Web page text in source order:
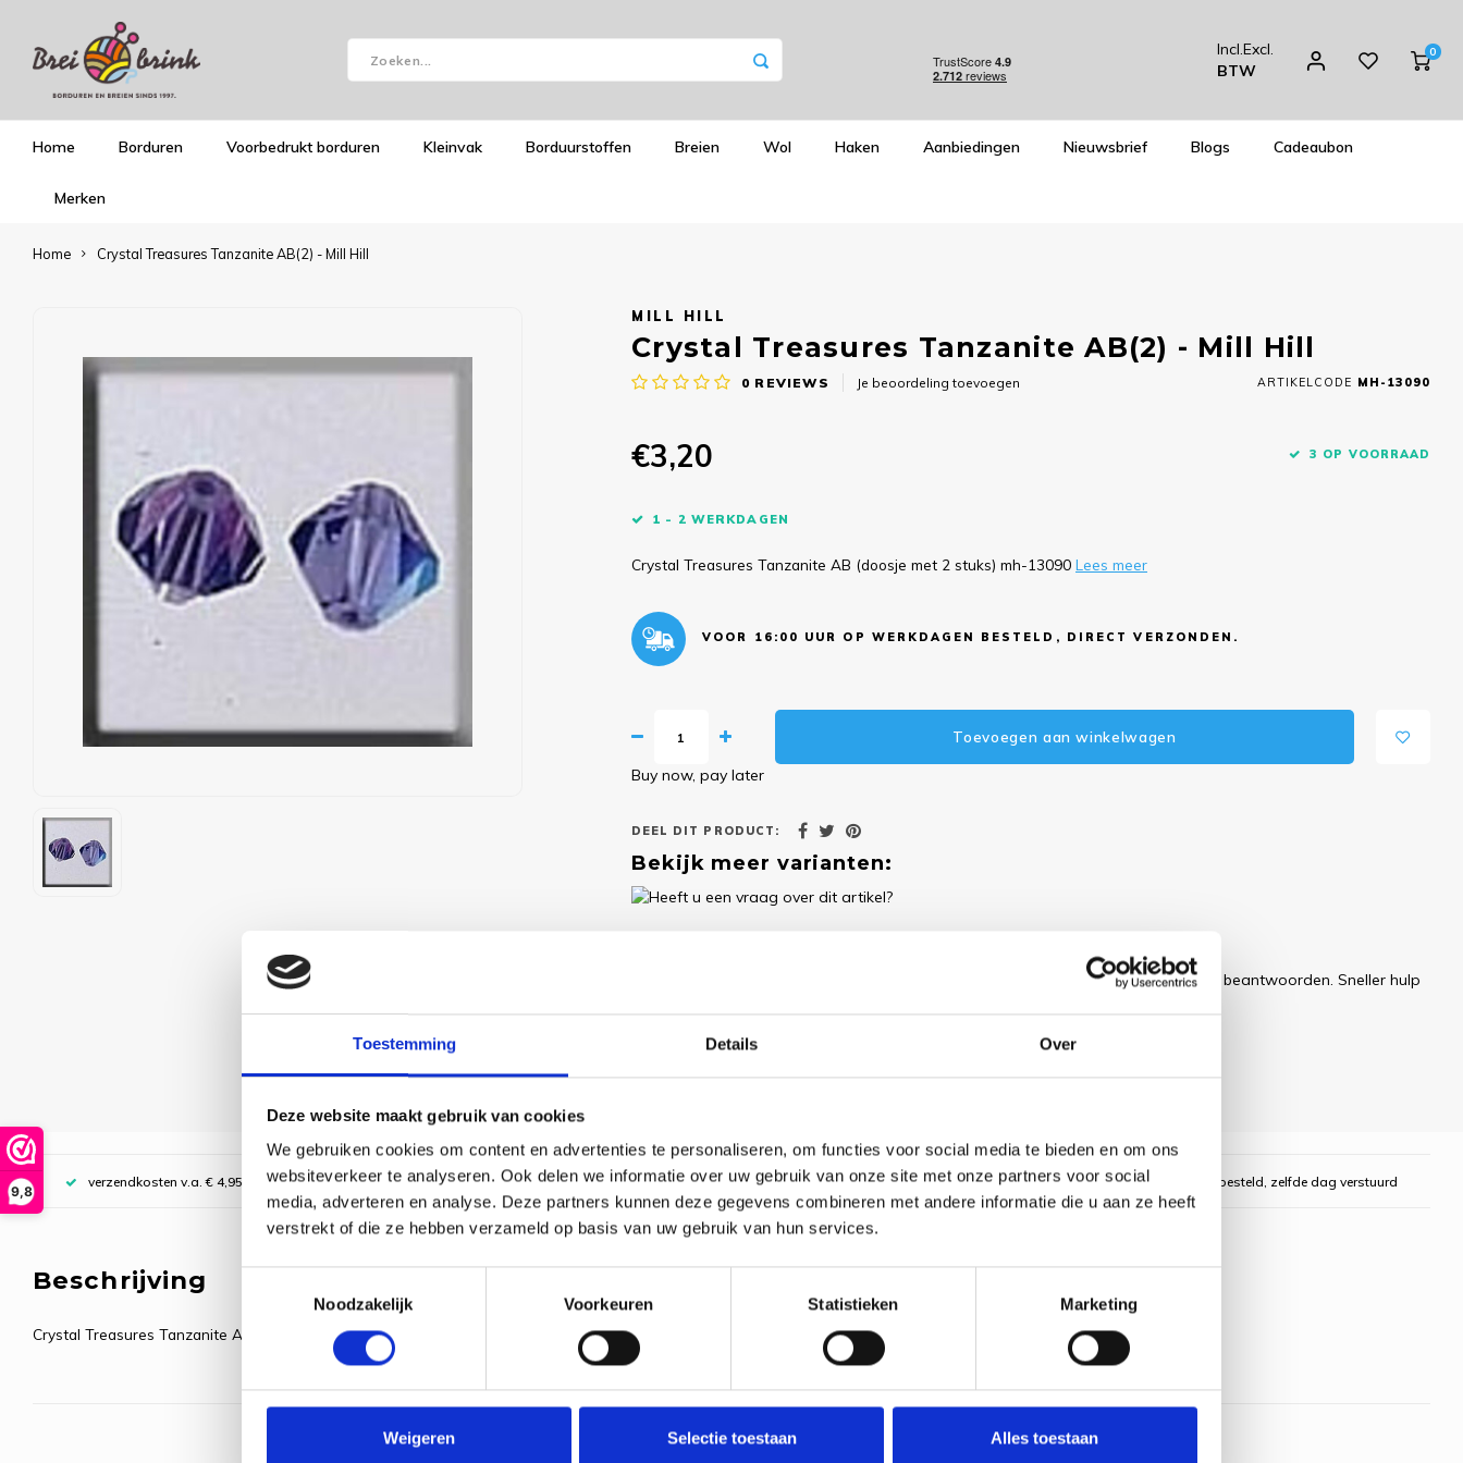
Toestemming Details Over
Deze website maakt gebruik van cookies
We gebruiken cookies om content en advertenties te personaliseren, om functies voor social media te bieden en om ons
websiteverkeer te analyseren. Ook delen we informatie over uw gebruik van onze site met onze partners voor social
media, adverteren en analyse. Deze partners kunnen deze gegevens combineren met andere informatie die u aan ze heeft
verstrekt of die ze hebben verzameld op basis van uw gebruik van hun services.
Noodzakelijk
Voorkeuren Statistieken Marketing
Weigeren Selectie toestaan Alles toestaan
9,8
Incl.Excl.
BTW
0
Home Borduren Voorbedrukt borduren Kleinvak Borduurstoffen Breien Wol Haken Aanbiedingen Nieuwsbrief Blogs Cadeaubon
Merken
Home Crystal Treasures Tanzanite AB(2) - Mill Hill
MILL HILL
Crystal Treasures Tanzanite AB(2) - Mill Hill
0 REVIEWS Je beoordeling toevoegen ARTIKELCODE MH-13090
€3,20 3 OP VOORRAAD
1 - 2 WERKDAGEN
Crystal Treasures Tanzanite AB (doosje met 2 stuks) mh-13090 Lees meer
VOOR 16:00 UUR OP WERKDAGEN BESTELD, DIRECT VERZONDEN.
Toevoegen aan winkelwagen
Buy now, pay later
DEEL DIT PRODUCT:
Bekijk meer varianten:
Onze medewerker helpt u met plezier! We proberen uw e-mail zo snel mogelijk te beantwoorden. Sneller hulp
Stuur een e-mail
verzendkosten v.a. € 4,95, boven € 70,00 gratis (NL) Goedgekeurd door Webwinkelkeur betaling achteraf mogelijk Voor 16:00 uur besteld, zelfde dag verstuurd
Beschrijving
Crystal Treasures Tanzanite AB (doosje met 2 stuks) mh-13090